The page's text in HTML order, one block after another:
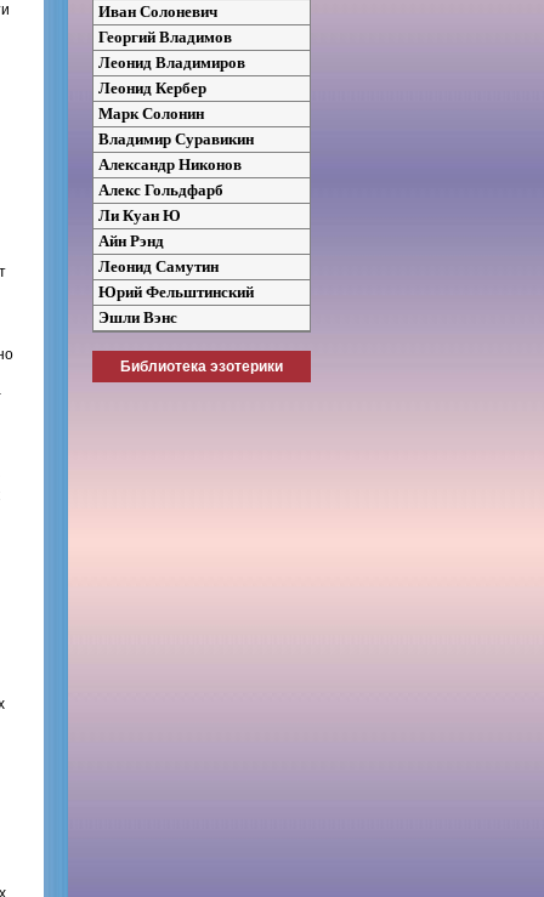
Иван Солоневич
Георгий Владимов
Леонид Владимиров
Леонид Кербер
Марк Солонин
Владимир Суравикин
Александр Никонов
Алекс Гольдфарб
Ли Куан Ю
Айн Рэнд
Леонид Самутин
Юрий Фельштинский
Эшли Вэнс
Библиотека эзотерики